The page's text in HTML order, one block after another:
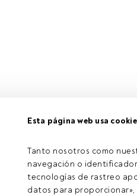
Esta página web usa
Tanto nosotros como
navegación o
tecnologías de rastreo
datos para proporcionar»,